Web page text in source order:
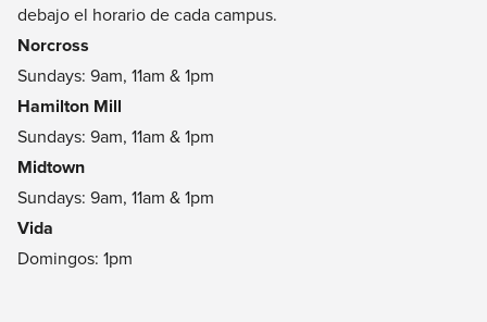
debajo el horario de cada campus.
Norcross
Sundays: 9am, 11am & 1pm
Hamilton Mill
Sundays: 9am, 11am & 1pm
Midtown
Sundays: 9am, 11am & 1pm
Vida
Domingos: 1pm